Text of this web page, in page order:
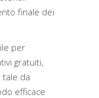
finale dei
per
gratuiti,
tale da
efficace